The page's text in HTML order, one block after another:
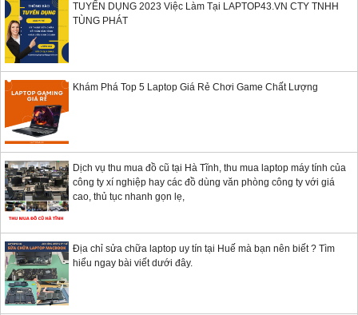
TUYỂN DỤNG 2023 Việc Làm Tại LAPTOP43.VN CTY TNHH
TÙNG PHÁT
Khám Phá Top 5 Laptop Giá Rẻ Chơi Game Chất Lượng
Dịch vụ thu mua đồ cũ tại Hà Tĩnh, thu mua laptop máy tính của
công ty xí nghiệp hay các đồ dùng văn phòng công ty với giá
cao, thủ tục nhanh gọn lẹ,
Địa chỉ sửa chữa laptop uy tín tại Huế mà bạn nên biết ? Tìm
hiểu ngay bài viết dưới đây.